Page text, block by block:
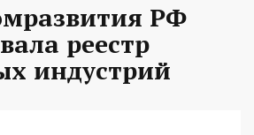
РФ
реестр
индустрий